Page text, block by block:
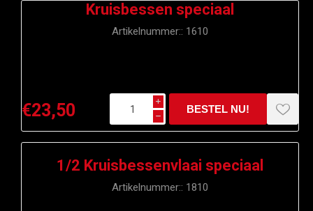
Kruisbessen speciaal
Artikelnummer:: 1610
€23,50 i
h
1/2 Kruisbessenvlaai speciaal
Artikelnummer:: 1810